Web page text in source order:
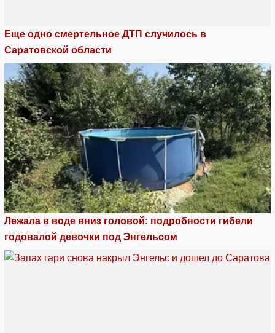
Еще одно смертельное ДТП случилось в
Саратовской области
Лежала в воде вниз головой: подробности гибели
годовалой девочки под Энгельсом